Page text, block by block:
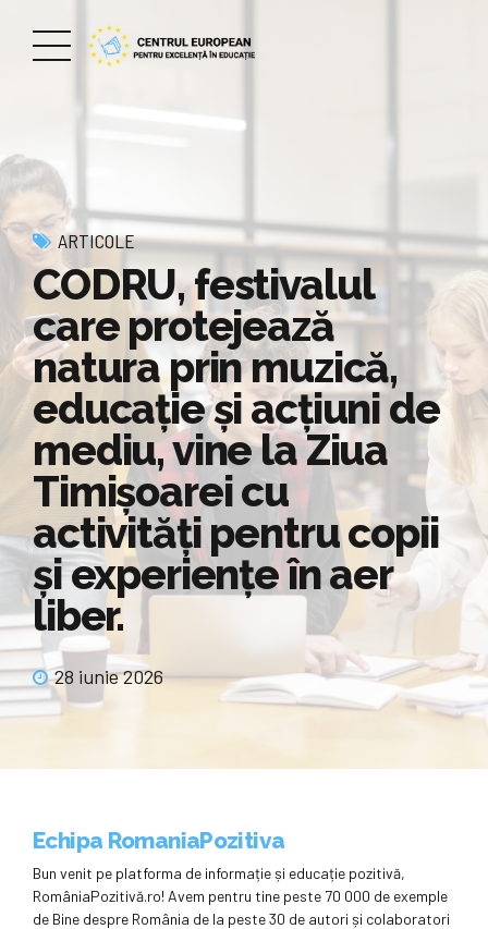
ARTICOLE
CODRU, festivalul
care protejează
natura prin muzică,
educație și acțiuni de
mediu, vine la Ziua
Timișoarei cu
activități pentru copii
și experiențe în aer
liber.
28 iunie 2026
Echipa RomaniaPozitiva
Bun venit pe platforma de informație și educație pozitivă,
RomâniaPozitivă.ro! Avem pentru tine peste 70 000 de exemple
de Bine despre România de la peste 30 de autori și colaboratori